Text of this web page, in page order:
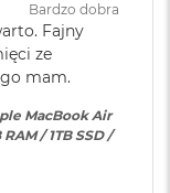
do 6K przy 60
ID, Gładzik
siłę
Bardzo dobra
Fajny
ze
mam.
MacBook Air
RAM / 1TB SSD /